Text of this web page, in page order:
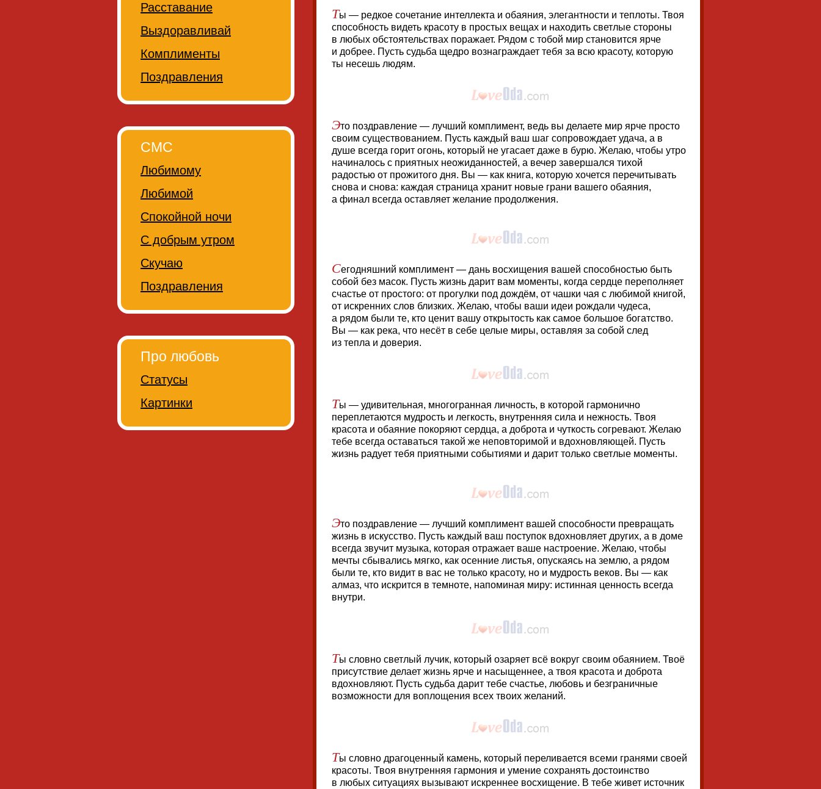
Ты — редкое сочетание интеллекта и обаяния, элегантности и теплоты. Твоя
способность видеть красоту в простых вещах и находить светлые стороны
в любых обстоятельствах поражает. Рядом с тобой мир становится ярче
и добрее. Пусть судьба щедро вознаграждает тебя за всю красоту, которую
ты несешь людям.
Это поздравление — лучший комплимент, ведь вы делаете мир ярче просто
своим существованием. Пусть каждый ваш шаг сопровождает удача, а в
душе всегда горит огонь, который не угасает даже в бурю. Желаю, чтобы утро
начиналось с приятных неожиданностей, а вечер завершался тихой
радостью от прожитого дня. Вы — как книга, которую хочется перечитывать
снова и снова: каждая страница хранит новые грани вашего обаяния,
а финал всегда оставляет желание продолжения.
Сегодняшний комплимент — дань восхищения вашей способностью быть
собой без масок. Пусть жизнь дарит вам моменты, когда сердце переполняет
счастье от простого: от прогулки под дождём, от чашки чая с любимой книгой,
от искренних слов близких. Желаю, чтобы ваши идеи рождали чудеса,
а рядом были те, кто ценит вашу открытость как самое большое богатство.
Вы — как река, что несёт в себе целые миры, оставляя за собой след
из тепла и доверия.
Ты — удивительная, многогранная личность, в которой гармонично
переплетаются мудрость и легкость, внутренняя сила и нежность. Твоя
красота и обаяние покоряют сердца, а доброта и чуткость согревают. Желаю
тебе всегда оставаться такой же неповторимой и вдохновляющей. Пусть
жизнь радует тебя приятными событиями и дарит только светлые моменты.
Это поздравление — лучший комплимент вашей способности превращать
жизнь в искусство. Пусть каждый ваш поступок вдохновляет других, а в доме
всегда звучит музыка, которая отражает ваше настроение. Желаю, чтобы
мечты сбывались мягко, как осенние листья, опускаясь на землю, а рядом
были те, кто видит в вас не только красоту, но и мудрость веков. Вы — как
алмаз, что искрится в темноте, напоминая миру: истинная ценность всегда
внутри.
Ты словно светлый лучик, который озаряет всё вокруг своим обаянием. Твоё
присутствие делает жизнь ярче и насыщеннее, а твоя красота и доброта
вдохновляют. Пусть судьба дарит тебе счастье, любовь и безграничные
возможности для воплощения всех твоих желаний.
Ты словно драгоценный камень, который переливается всеми гранями своей
красоты. Твоя внутренняя гармония и умение сохранять достоинство
в любых ситуациях вызывают искреннее восхищение. В тебе живет источник
Расставание
Выздоравливай
Комплименты
Поздравления
СМС
Любимому
Любимой
Спокойной ночи
С добрым утром
Скучаю
Поздравления
Про любовь
Статусы
Картинки